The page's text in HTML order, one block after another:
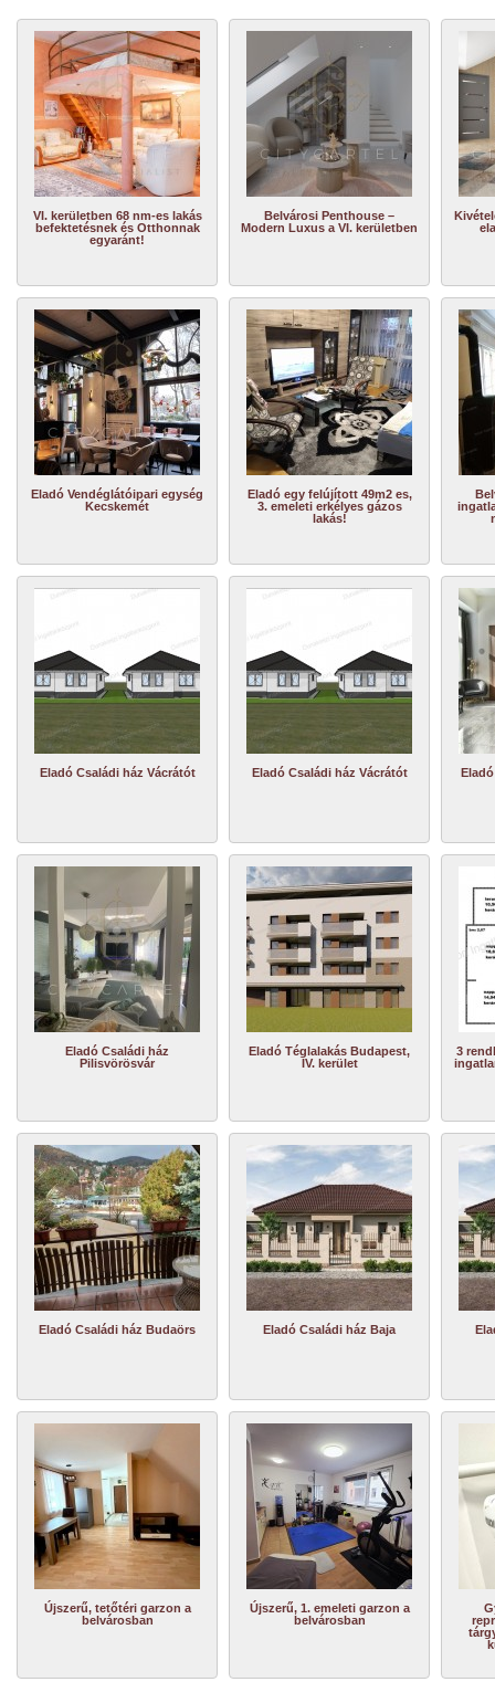
VI. kerületben 68 nm-es lakás
befektetésnek és Otthonnak
egyaránt!
Belvárosi Penthouse –
Modern Luxus a VI. kerületben
Eladó Vendéglátóipari egység
Kecskemét
Eladó egy felújított 49m2 es,
3. emeleti erkélyes gázos
lakás!
Eladó Családi ház Vácrátót Eladó Családi ház Vácrátót
Eladó Családi ház
Pilisvörösvár
Eladó Téglalakás Budapest,
IV. kerület
3
Eladó Családi ház Budaörs Eladó Családi ház Baja
Újszerű, tetőtéri garzon a
belvárosban
Újszerű, 1. emeleti garzon a
belvárosban